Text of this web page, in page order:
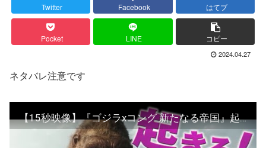
Twitter Facebook はてブ
Pocket LINE コピー
2024.04.27
ネタバレ注意です
【15秒映像】『ゴジラxコング 新たなる帝国』起きろ！編＜大ヒット上映中＞